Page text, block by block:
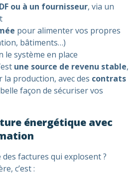
ou à un fournisseur, via un
pour alimenter vos propres
bâtiments…)
le système en place
une source de revenu stable,
production, avec des contrats
façon de sécuriser vos
énergétique avec
factures qui explosent ?
c’est :